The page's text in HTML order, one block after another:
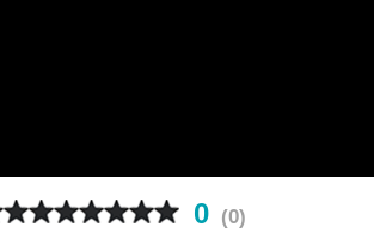
0 (0)